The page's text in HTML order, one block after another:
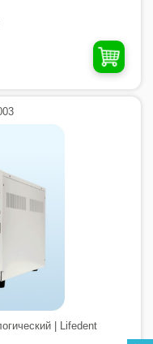
| Lifedent